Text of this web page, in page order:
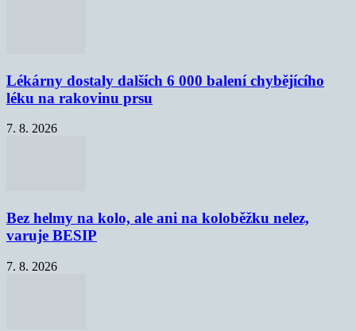
Lékárny dostaly dalších 6 000 balení chybějícího
léku na rakovinu prsu
7. 8. 2026
Bez helmy na kolo, ale ani na koloběžku nelez,
varuje BESIP
7. 8. 2026